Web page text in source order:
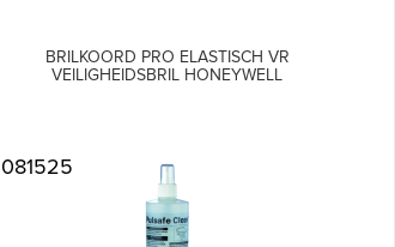
BRILKOORD PRO ELASTISCH VR
VEILIGHEIDSBRIL HONEYWELL
081525